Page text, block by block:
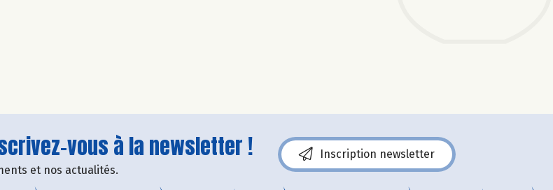
vous à la newsletter !
et nos actualités.
Inscription newsletter